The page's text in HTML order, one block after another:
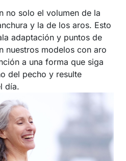
no solo el volumen de la
y la de los aros. Esto
adaptación y puntos de
nuestros modelos con aro
a una forma que siga
del pecho y resulte
día.